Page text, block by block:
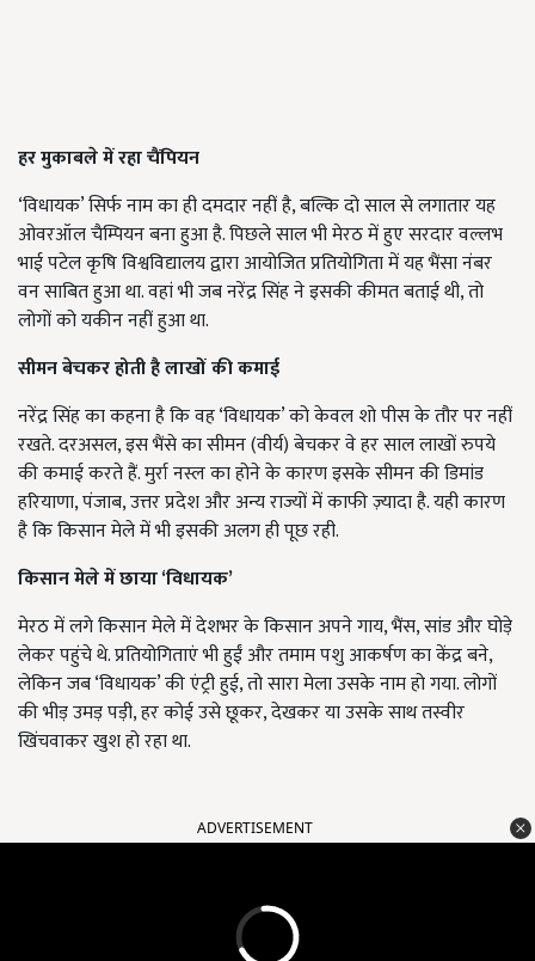
हर मुकाबले में रहा चैंपियन
‘विधायक’ सिर्फ नाम का ही दमदार नहीं है, बल्कि दो साल से लगातार यह
ओवरऑल चैम्पियन बना हुआ है. पिछले साल भी मेरठ में हुए सरदार वल्लभ
भाई पटेल कृषि विश्वविद्यालय द्वारा आयोजित प्रतियोगिता में यह भैंसा नंबर
वन साबित हुआ था. वहां भी जब नरेंद्र सिंह ने इसकी कीमत बताई थी, तो
लोगों को यकीन नहीं हुआ था.
सीमन बेचकर होती है लाखों की कमाई
नरेंद्र सिंह का कहना है कि वह ‘विधायक’ को केवल शो पीस के तौर पर नहीं
रखते. दरअसल, इस भैंसे का सीमन (वीर्य) बेचकर वे हर साल लाखों रुपये
की कमाई करते हैं. मुर्रा नस्ल का होने के कारण इसके सीमन की डिमांड
हरियाणा, पंजाब, उत्तर प्रदेश और अन्य राज्यों में काफी ज़्यादा है. यही कारण
है कि किसान मेले में भी इसकी अलग ही पूछ रही.
किसान मेले में छाया ‘विधायक’
मेरठ में लगे किसान मेले में देशभर के किसान अपने गाय, भैंस, सांड और घोड़े
लेकर पहुंचे थे. प्रतियोगिताएं भी हुईं और तमाम पशु आकर्षण का केंद्र बने,
लेकिन जब ‘विधायक’ की एंट्री हुई, तो सारा मेला उसके नाम हो गया. लोगों
की भीड़ उमड़ पड़ी, हर कोई उसे छूकर, देखकर या उसके साथ तस्वीर
खिंचवाकर खुश हो रहा था.
ADVERTISEMENT